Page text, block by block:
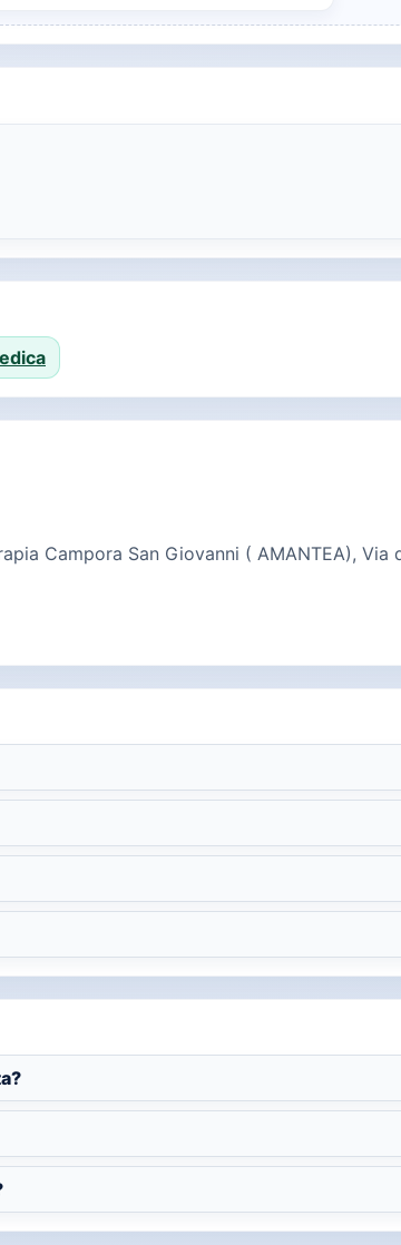
Campora San Giovanni ( AMANTEA), Via